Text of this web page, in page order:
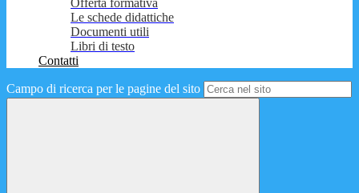
Offerta formativa
Le schede didattiche
Documenti utili
Libri di testo
Contatti
Campo di ricerca per le pagine del sito